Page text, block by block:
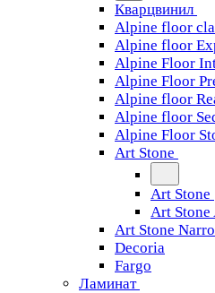
Кварцвинил
Alpine floor
Alpine floor
Alpine Floor
Alpine Floor
Alpine floor
Alpine floor
Alpine Floor
Art Stone
Art Stone
Art
Art Stone
Decoria
Fargo
Ламинат